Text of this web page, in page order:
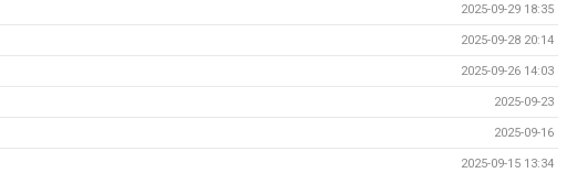
2025-09-29 18:35
2025-09-28 20:14
2025-09-26 14:03
2025-09-23
2025-09-16
2025-09-15 13:34